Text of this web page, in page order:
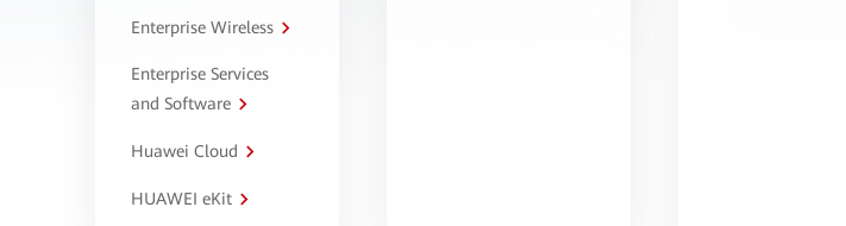
Enterprise Wireless
Enterprise Services
and Software
Huawei Cloud
HUAWEI eKit